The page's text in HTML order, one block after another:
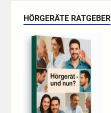
HÖRGERÄTE RATGEBER